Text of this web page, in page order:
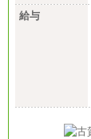
給与